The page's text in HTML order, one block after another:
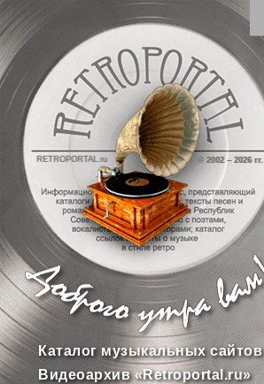
RETROPORTAL.ru © 2002 – 2026 гг.
Каталог музыкальных сайтов
Видеоархив «Retroportal.ru»